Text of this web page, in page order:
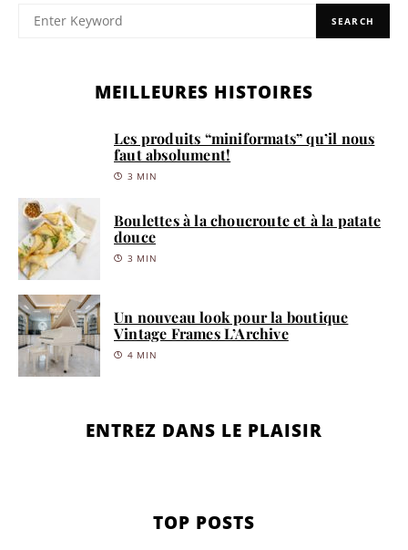
SEARCH
MEILLEURES HISTOIRES
Les produits “miniformats” qu’il nous
faut absolument!
3 MIN
Boulettes à la choucroute et à la patate
douce
3 MIN
Un nouveau look pour la boutique
Vintage Frames L’Archive
4 MIN
ENTREZ DANS LE PLAISIR
TOP POSTS